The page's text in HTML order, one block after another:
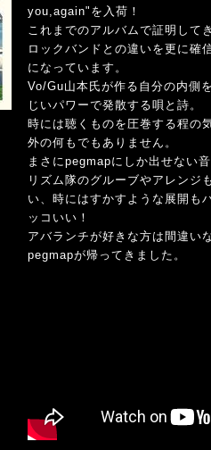
you,again"を入荷！
これまでのアルバムで証明して
ロックバンドとの違いを更に確
になっています。
Vo/Gu山本氏が作る自分の内側
じいパワーで発散する唄と詩。
時には聴くものを圧巻する程の
外の何もでもありません。
まさにpegmapにしか出せない音
リズム隊のグルーブやアレンジ
い、時にはすかすような展開も
ッコいい！
アバランチが好きな方は間違い
pegmapが帰ってきました。